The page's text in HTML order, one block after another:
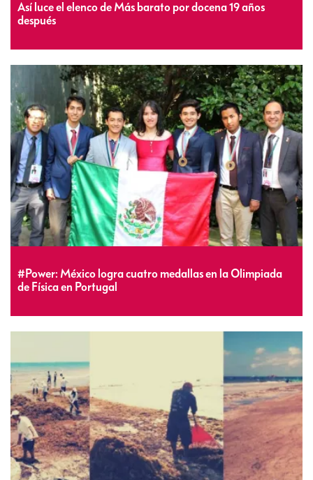
Así luce el elenco de Más barato por docena 19 años
después
#Power: México logra cuatro medallas en la Olimpiada
de Física en Portugal